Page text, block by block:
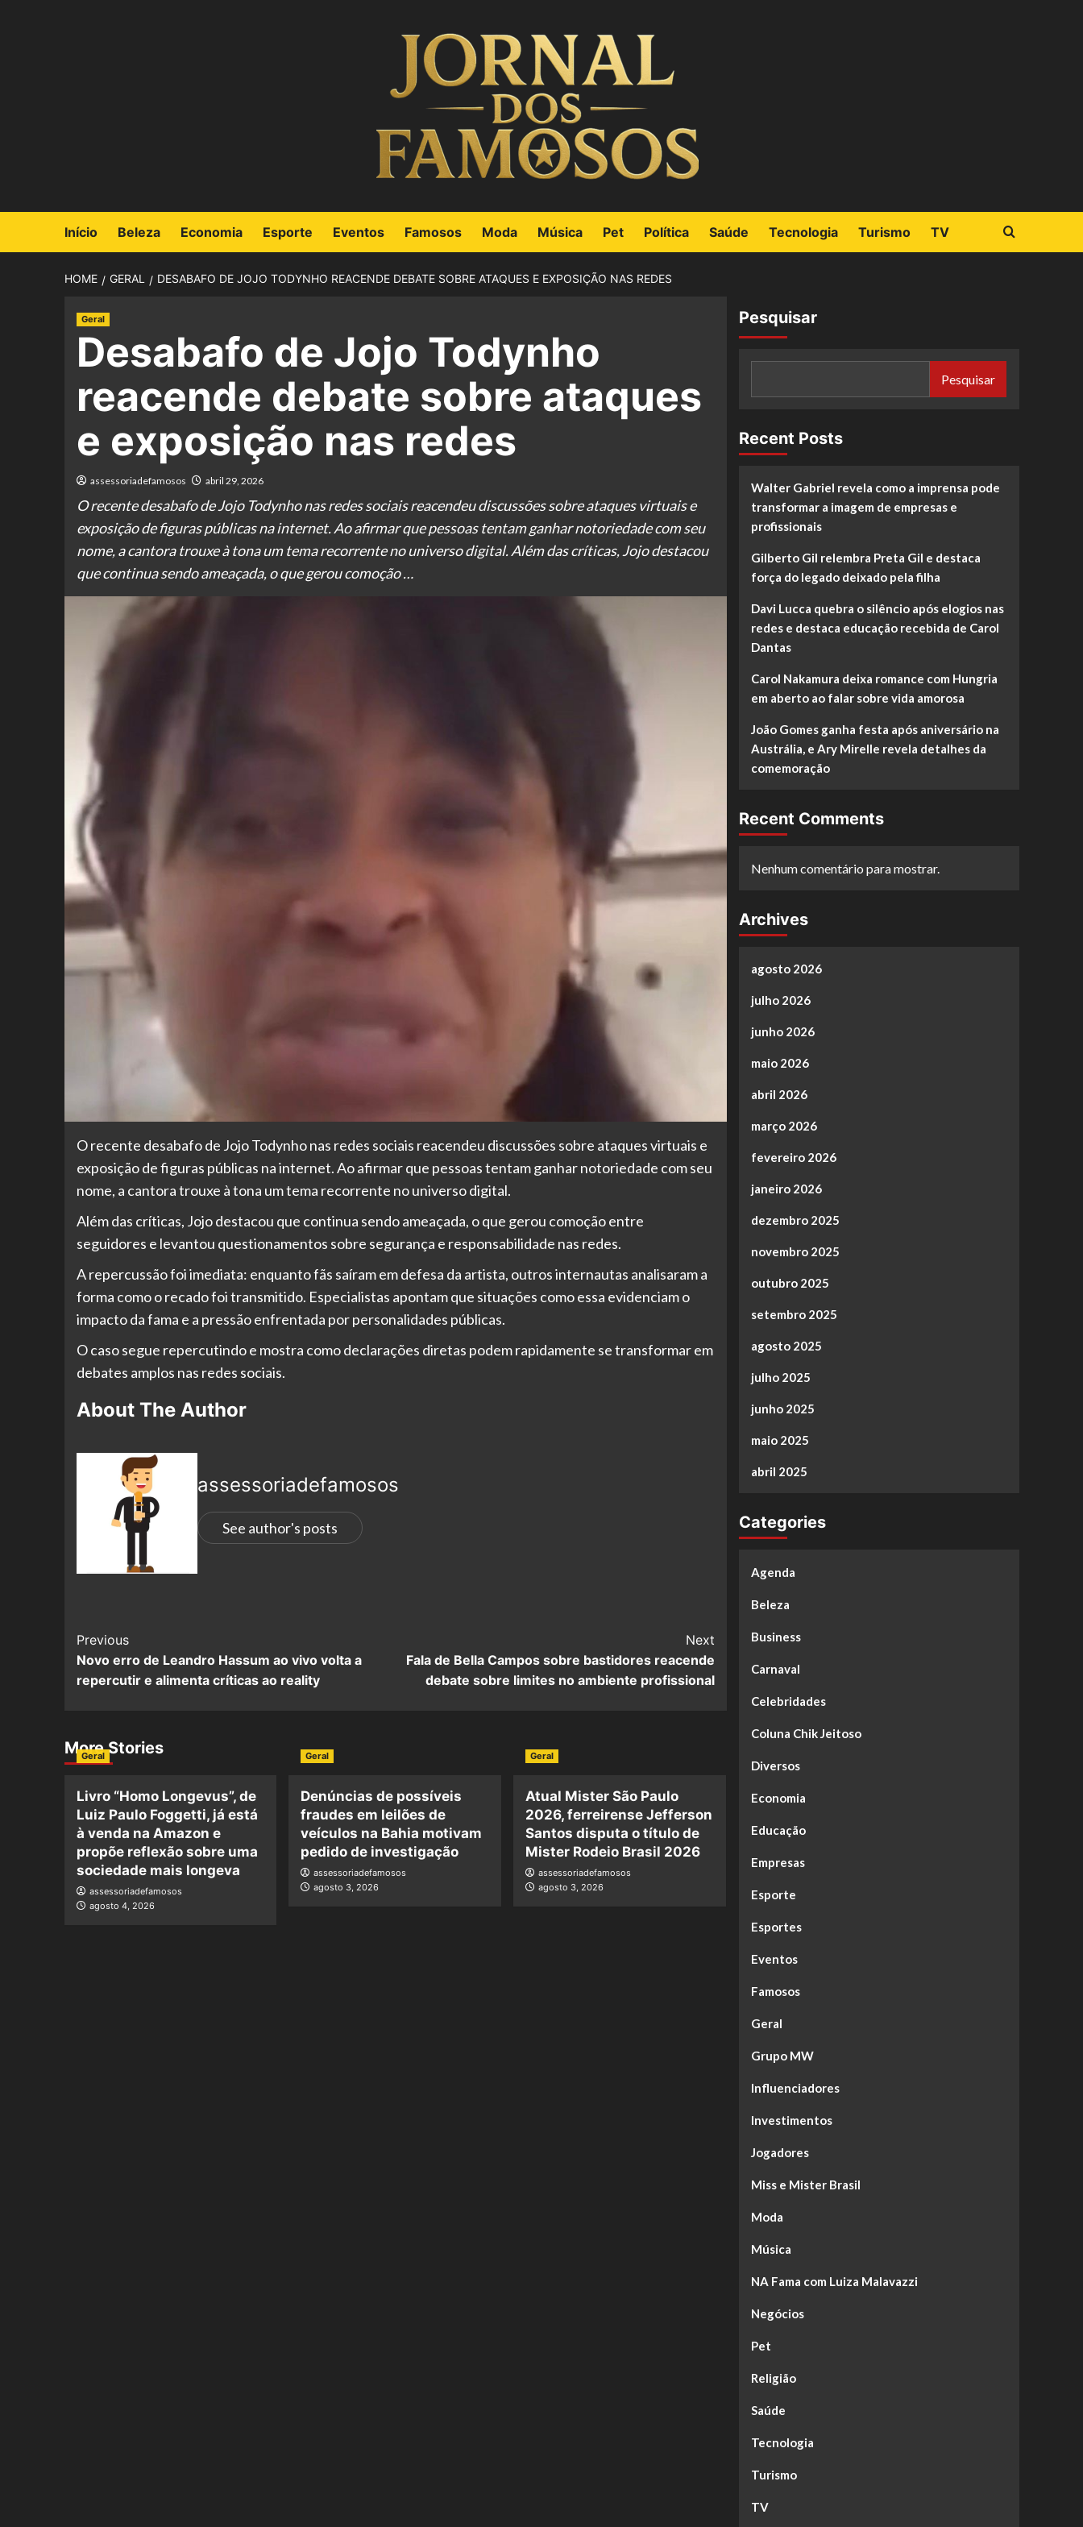
Início Beleza Economia Esporte Eventos Famosos Moda Música Pet Política Saúde Tecnologia Turismo TV
HOME GERAL DESABAFO DE JOJO TODYNHO REACENDE DEBATE SOBRE ATAQUES E EXPOSIÇÃO NAS REDES
Geral
Desabafo de Jojo Todynho
reacende debate sobre ataques
e exposição nas redes
assessoriadefamosos abril 29, 2026
O recente desabafo de Jojo Todynho nas redes sociais reacendeu discussões sobre ataques virtuais e
exposição de figuras públicas na internet. Ao afirmar que pessoas tentam ganhar notoriedade com seu
nome, a cantora trouxe à tona um tema recorrente no universo digital. Além das críticas, Jojo destacou
que continua sendo ameaçada, o que gerou comoção …
O recente desabafo de Jojo Todynho nas redes sociais reacendeu discussões sobre ataques virtuais e
exposição de figuras públicas na internet. Ao afirmar que pessoas tentam ganhar notoriedade com seu
nome, a cantora trouxe à tona um tema recorrente no universo digital.
Além das críticas, Jojo destacou que continua sendo ameaçada, o que gerou comoção entre
seguidores e levantou questionamentos sobre segurança e responsabilidade nas redes.
A repercussão foi imediata: enquanto fãs saíram em defesa da artista, outros internautas analisaram a
forma como o recado foi transmitido. Especialistas apontam que situações como essa evidenciam o
impacto da fama e a pressão enfrentada por personalidades públicas.
O caso segue repercutindo e mostra como declarações diretas podem rapidamente se transformar em
debates amplos nas redes sociais.
About The Author
assessoriadefamosos
See author's posts
Previous
Novo erro de Leandro Hassum ao vivo volta a
repercutir e alimenta críticas ao reality
Next
Fala de Bella Campos sobre bastidores reacende
debate sobre limites no ambiente profissional
More Stories
Geral
Livro “Homo Longevus”, de
Luiz Paulo Foggetti, já está
à venda na Amazon e
propõe reflexão sobre uma
sociedade mais longeva
assessoriadefamosos
agosto 4, 2026
Geral
Denúncias de possíveis
fraudes em leilões de
veículos na Bahia motivam
pedido de investigação
assessoriadefamosos
agosto 3, 2026
Geral
Atual Mister São Paulo
2026, ferreirense Jefferson
Santos disputa o título de
Mister Rodeio Brasil 2026
assessoriadefamosos
agosto 3, 2026
Pesquisar
Pesquisar
Recent Posts
Walter Gabriel revela como a imprensa pode
transformar a imagem de empresas e
profissionais
Gilberto Gil relembra Preta Gil e destaca
força do legado deixado pela filha
Davi Lucca quebra o silêncio após elogios nas
redes e destaca educação recebida de Carol
Dantas
Carol Nakamura deixa romance com Hungria
em aberto ao falar sobre vida amorosa
João Gomes ganha festa após aniversário na
Austrália, e Ary Mirelle revela detalhes da
comemoração
Recent Comments
Nenhum comentário para mostrar.
Archives
agosto 2026
julho 2026
junho 2026
maio 2026
abril 2026
março 2026
fevereiro 2026
janeiro 2026
dezembro 2025
novembro 2025
outubro 2025
setembro 2025
agosto 2025
julho 2025
junho 2025
maio 2025
abril 2025
Categories
Agenda
Beleza
Business
Carnaval
Celebridades
Coluna Chik Jeitoso
Diversos
Economia
Educação
Empresas
Esporte
Esportes
Eventos
Famosos
Geral
Grupo MW
Influenciadores
Investimentos
Jogadores
Miss e Mister Brasil
Moda
Música
NA Fama com Luiza Malavazzi
Negócios
Pet
Religião
Saúde
Tecnologia
Turismo
TV